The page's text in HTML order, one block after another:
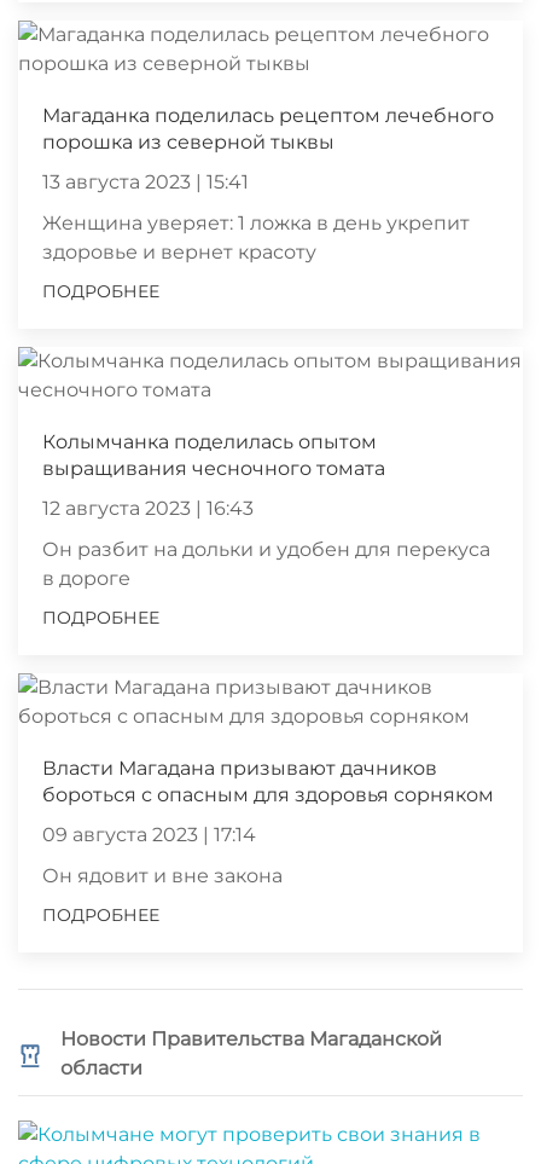
Магаданка поделилась рецептом лечебного
порошка из северной тыквы
13 августа 2023 | 15:41
Женщина уверяет: 1 ложка в день укрепит
здоровье и вернет красоту
ПОДРОБНЕЕ
Колымчанка поделилась опытом
выращивания чесночного томата
12 августа 2023 | 16:43
Он разбит на дольки и удобен для перекуса
в дороге
ПОДРОБНЕЕ
Власти Магадана призывают дачников
бороться с опасным для здоровья сорняком
09 августа 2023 | 17:14
Он ядовит и вне закона
ПОДРОБНЕЕ
Новости Правительства Магаданской
области